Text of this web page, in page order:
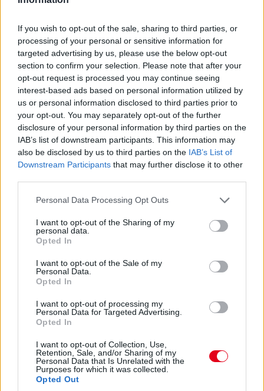
If you wish to opt-out of the sale, sharing to third parties, or
processing of your personal or sensitive information for
targeted advertising by us, please use the below opt-out
section to confirm your selection. Please note that after your
opt-out request is processed you may continue seeing
interest-based ads based on personal information utilized by
us or personal information disclosed to third parties prior to
your opt-out. You may separately opt-out of the further
disclosure of your personal information by third parties on the
IAB’s list of downstream participants. This information may
also be disclosed by us to third parties on the IAB’s List of
Downstream Participants that may further disclose it to other
Please note that this website/app uses one or more Google
not limited to your visit or usage behaviour. You may click to
grant or deny consent to Google and its third-party tags to
use your data for below specified purposes in below Google
consent section.
Personal Data Processing Opt Outs
I want to opt-out of the Sharing of my
personal data.
Opted In
I want to opt-out of the Sale of my
Personal Data.
Opted In
I want to opt-out of processing my
Personal Data for Targeted Advertising.
Opted In
I want to opt-out of Collection, Use,
Retention, Sale, and/or Sharing of my
Personal Data that Is Unrelated with the
Purposes for which it was collected.
Opted Out
08:01
Elindult a Q1, szokás szerint 18 perc áll a pilóták
rendelkezésére, hogy elkerüljék az utolsó öt pozíciót.
07:59
Közben megszületett az ítélet az imént említett Albon-ügyben:
1000 eurós bírságot kapott a Williams. Az egyik gumi ugyanis
egy másik szettből került az autóra, nem ugyanabból, mint a
az Alpine bejelentette Pierre Gaslyt
az AlphaTauri pedig
Nyck de Vriest . Érdemes végigböngészni a híreinket, mert már
versenyzőktől egyaránt.
Az FP3 után egyébként vizsgálatot indítottak Alexander Albon
és a Williams ellen, mivel összekevertek valamit a brit-thai által